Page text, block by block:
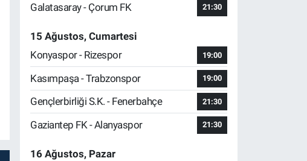
Galatasaray - Çorum FK
21:30
15 Ağustos, Cumartesi
Konyaspor - Rizespor
19:00
Kasımpaşa - Trabzonspor 19:00
Gençlerbirliği S.K. - Fenerbahçe 21:30
Gaziantep FK - Alanyaspor 21:30
16 Ağustos, Pazar